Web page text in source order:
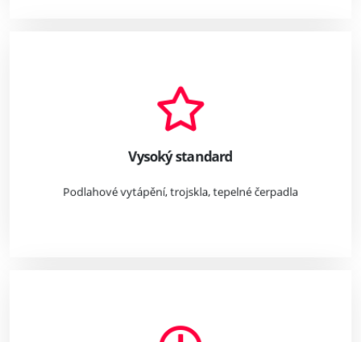
Vysoký standard
Podlahové vytápění, trojskla, tepelné čerpadla